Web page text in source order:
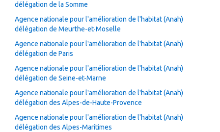
délégation de la Somme
Agence nationale pour l'amélioration de l'habitat (Anah)
délégation de Meurthe-et-Moselle
Agence nationale pour l'amélioration de l'habitat (Anah)
délégation de Paris
Agence nationale pour l'amélioration de l'habitat (Anah)
délégation de Seine-et-Marne
Agence nationale pour l'amélioration de l'habitat (Anah)
délégation des Alpes-de-Haute-Provence
Agence nationale pour l'amélioration de l'habitat (Anah)
délégation des Alpes-Maritimes